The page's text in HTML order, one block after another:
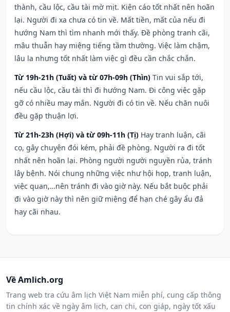
thành, cầu lộc, cầu tài mờ mịt. Kiện cáo tốt nhất nên hoãn
lại. Người đi xa chưa có tin về. Mất tiền, mất của nếu đi
hướng Nam thì tìm nhanh mới thấy. Đề phòng tranh cãi,
mâu thuẫn hay miệng tiếng tầm thường. Việc làm chậm,
lâu la nhưng tốt nhất làm việc gì đều cần chắc chắn.
Từ 19h-21h (Tuất) và từ 07h-09h (Thìn) Tin vui sắp tới,
nếu cầu lộc, cầu tài thì đi hướng Nam. Đi công việc gặp
gỡ có nhiều may mắn. Người đi có tin về. Nếu chăn nuôi
đều gặp thuận lợi.
Từ 21h-23h (Hợi) và từ 09h-11h (Tị) Hay tranh luận, cãi
cọ, gây chuyện đói kém, phải đề phòng. Người ra đi tốt
nhất nên hoãn lại. Phòng người người nguyền rủa, tránh
lây bệnh. Nói chung những việc như hội họp, tranh luận,
việc quan,…nên tránh đi vào giờ này. Nếu bắt buộc phải
đi vào giờ này thì nên giữ miệng để hạn ché gây ẩu đả
hay cãi nhau.
Về Amlich.org
Trang web tra cứu âm lịch Việt Nam miễn phí, cung cấp thông
tin chính xác về ngày âm lịch, can chi, con giáp, ngày tốt xấu